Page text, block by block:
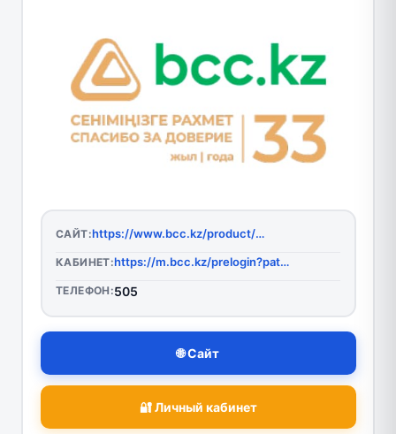
САЙТ: https://www.bcc.kz/product/BCC.KZ/
КАБИНЕТ: https://m.bcc.kz/prelogin?path=/home
ТЕЛЕФОН:505
🌐 Сайт
🔐 Личный кабинет